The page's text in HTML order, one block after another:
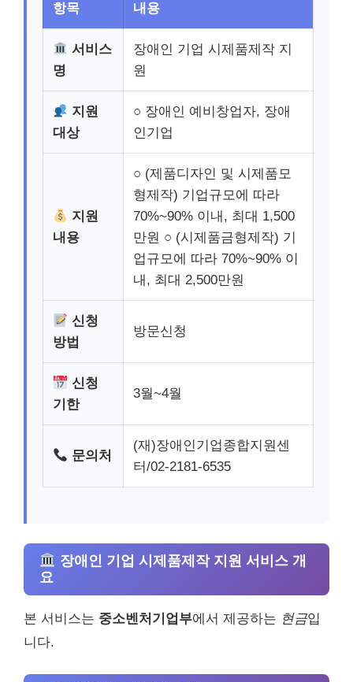
항목 내용
서비스
명
장애인 기업 시제품제작 지
원
지원
대상
○ 장애인 예비창업자, 장애
인기업
지원
내용
○ (제품디자인 및 시제품모
형제작) 기업규모에 따라
70%~90% 이내, 최대 1,500
만원 ○ (시제품금형제작) 기
업규모에 따라 70%~90% 이
내, 최대 2,500만원
신청
방법
방문신청
신청
기한
3월~4월
문의처
(재)장애인기업종합지원센
터/02-2181-6535
장애인 기업 시제품제작 지원 서비스 개
요
본 서비스는 중소벤처기업부에서 제공하는 현금입
니다.